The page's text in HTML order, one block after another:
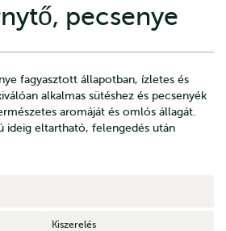
pecsenye
fagyasztott állapotban, ízletes és
alkalmas sütéshez és pecsenyék
aromáját és omlós állagát.
ideig eltartható, felengedés után
Kiszerelés